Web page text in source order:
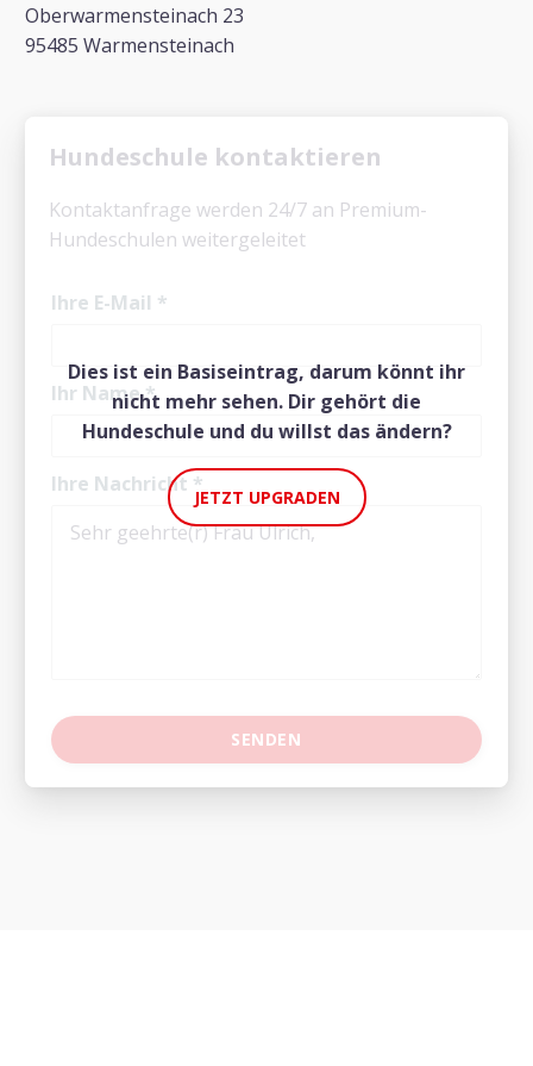
Oberwarmensteinach 23
95485 Warmensteinach
Dies ist ein Basiseintrag, darum könnt ihr
nicht mehr sehen. Dir gehört die
Hundeschule und du willst das ändern?
JETZT UPGRADEN
Hundeschule kontaktieren
Kontaktanfrage werden 24/7 an Premium-
Hundeschulen weitergeleitet
Ihre E-Mail *
Ihr Name*
Ihre Nachricht *